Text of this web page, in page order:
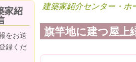
建築家紹介センター・ホ
旗竿地に建つ屋上
家紹
をお送
録くだ